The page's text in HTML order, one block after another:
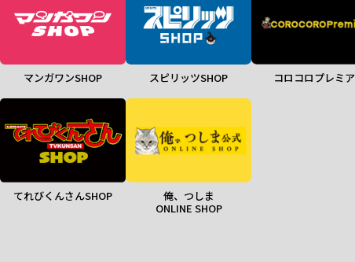
マンガワンSHOP スピリッツSHOP コロコロプレミア
てれびくんさんSHOP
俺、つしま
ONLINE SHOP